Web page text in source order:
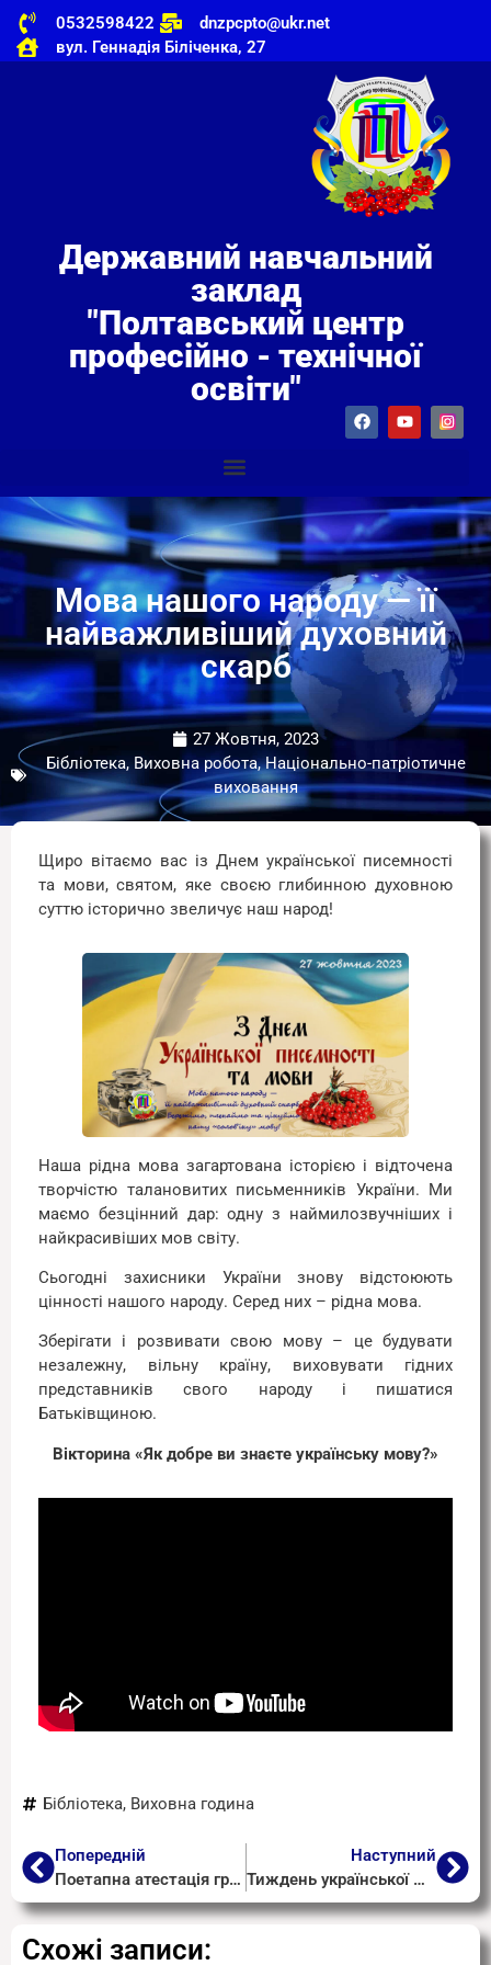
0532598422
dnzpcpto@ukr.net
вул. Геннадія Біліченка, 27
Державний навчальний
заклад
"Полтавський центр
професійно - технічної
освіти"
Мова нашого народу — її
найважливіший духовний
скарб
27 Жовтня, 2023
Бібліотека, Виховна робота, Національно-патріотичне
виховання
Щиро вітаємо вас із Днем української писемності
та мови, святом, яке своєю глибинною духовною
суттю історично звеличує наш народ!
Наша рідна мова загартована історією і відточена
творчістю талановитих письменників України. Ми
маємо безцінний дар: одну з наймилозвучніших і
найкрасивіших мов світу.
Сьогодні захисники України знову відстоюють
цінності нашого народу. Серед них – рідна мова.
Зберігати і розвивати свою мову – це будувати
незалежну, вільну країну, виховувати гідних
представників свого народу і пишатися
Батьківщиною.
Вікторина «Як добре ви знаєте українську мову?»
Бібліотека, Виховна година
Попередній
Поетапна атестація гр. 303
Наступний
Тиждень української мови та літератури
Схожі записи: